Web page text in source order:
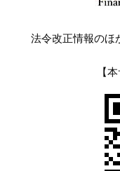
法令改正情報のほ
【